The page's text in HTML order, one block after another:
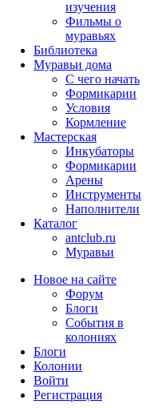
изучения
Фильмы о
муравьях
Библиотека
Муравьи дома
С чего начать
Формикарии
Условия
Кормление
Мастерская
Инкубаторы
Формикарии
Арены
Инструменты
Наполнители
Каталог
antclub.ru
Муравьи
Новое на сайте
Форум
Блоги
События в
колониях
Блоги
Колонии
Войти
Peгиcтpaция